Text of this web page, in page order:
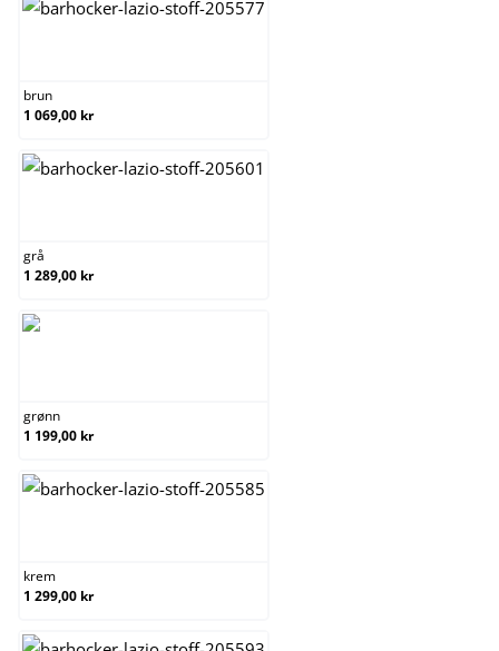
brun
1 069,00 kr
grå
1 289,00 kr
grønn
1 199,00 kr
krem
1 299,00 kr